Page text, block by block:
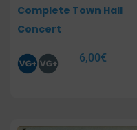
Complete Town Hall
Concert
6,00€